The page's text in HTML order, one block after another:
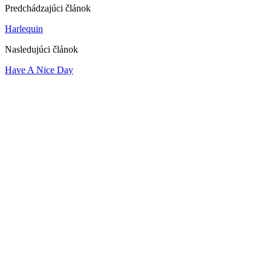
Predchádzajúci článok
Harlequin
Nasledujúci článok
Have A Nice Day